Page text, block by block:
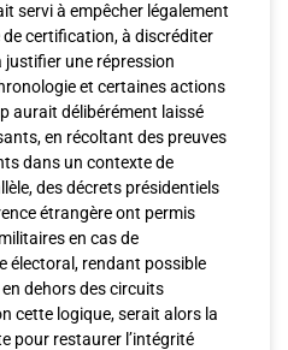
servi à empêcher légalement
certification, à discréditer
justifier une répression
et certaines actions
aurait délibérément laissé
en récoltant des preuves
dans un contexte de
des décrets présidentiels
étrangère ont permis
en cas de
électoral, rendant possible
dehors des circuits
cette logique, serait alors la
pour restaurer l’intégrité